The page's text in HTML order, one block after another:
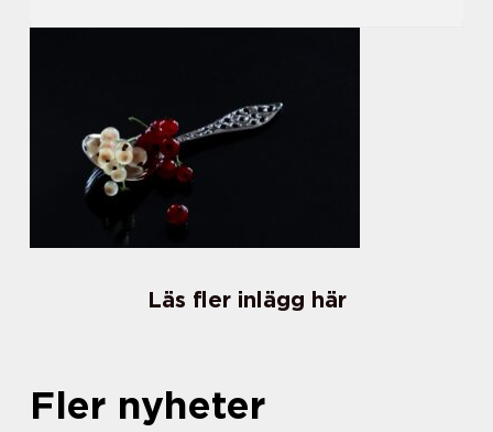
Läs fler inlägg här
Fler nyheter